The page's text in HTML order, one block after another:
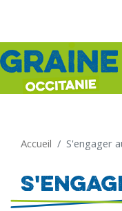
Accueil S'engager